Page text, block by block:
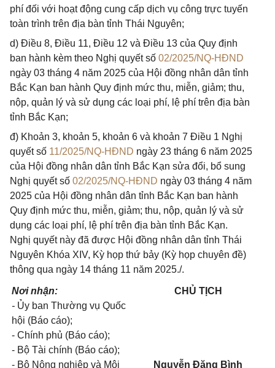
phí đối với hoạt động cung cấp dịch vụ công trực tuyến
toàn trình trên địa bàn tỉnh Thái Nguyên;
d) Điều 8, Điều 11, Điều 12 và Điều 13 của Quy định
ban hành kèm theo Nghị quyết số 02/2025/NQ-HĐND
ngày 03 tháng 4 năm 2025 của Hội đồng nhân dân tỉnh
Bắc Kạn ban hành Quy định mức thu, miễn, giảm; thu,
nộp, quản lý và sử dụng các loại phí, lệ phí trên địa bàn
tỉnh Bắc Kạn;
đ) Khoản 3, khoản 5, khoản 6 và khoản 7 Điều 1 Nghị
quyết số 11/2025/NQ-HĐND ngày 23 tháng 6 năm 2025
của Hội đồng nhân dân tỉnh Bắc Kạn sửa đổi, bổ sung
Nghị quyết số 02/2025/NQ-HĐND ngày 03 tháng 4 năm
2025 của Hội đồng nhân dân tỉnh Bắc Kạn ban hành
Quy định mức thu, miễn, giảm; thu, nộp, quản lý và sử
dụng các loại phí, lệ phí trên địa bàn tỉnh Bắc Kạn.
Nghị quyết này đã được Hội đồng nhân dân tỉnh Thái
Nguyên Khóa XIV, Kỳ họp thứ bảy (Kỳ họp chuyên đề)
thông qua ngày 14 tháng 11 năm 2025./.
Nơi nhận:
- Ủy ban Thường vụ Quốc
hội (Báo cáo);
- Chính phủ (Báo cáo);
- Bộ Tài chính (Báo cáo);
- Bộ Nông nghiệp và Môi
CHỦ TỊCH
Nguyễn Đăng Bình